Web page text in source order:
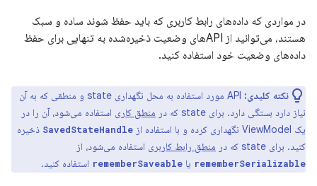
در مواردی که داده‌های رابط کاربری که باید حفظ شوند ساده و سبک
هستند، می‌توانید از APIهای وضعیت ذخیره‌شده به تنهایی برای حفظ
داده‌های وضعیت خود استفاده کنید.
نکته کلیدی:
API مورد استفاده به محل نگهداری state و منطقی که به آن
نیاز دارد بستگی دارد. برای state که در
منطق کاری استفاده می‌شود، آن را در
یک ViewModel نگهداری کرده و با استفاده از
SavedStateHandle ذخیره
کنید. برای state که در
منطق رابط کاربری استفاده می‌شود، از
rememberSerializable یا rememberSaveable استفاده کنید.